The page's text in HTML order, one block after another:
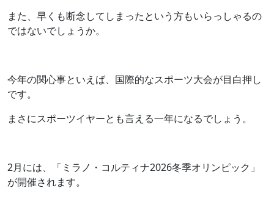
また、早くも断念してしまったという方もいらっしゃるの
ではないでしょうか。
今年の関心事といえば、国際的なスポーツ大会が目白押し
です。
まさにスポーツイヤーとも言える一年になるでしょう。
2月には、「ミラノ・コルティナ2026冬季オリンピック」
が開催されます。